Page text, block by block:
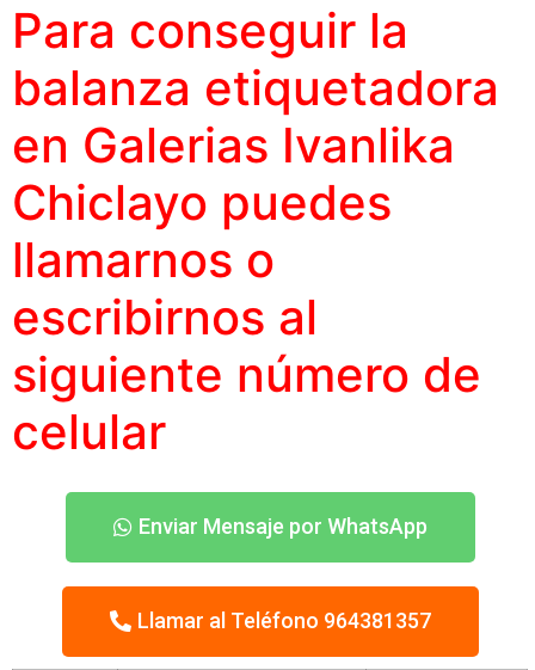
Para conseguir la
balanza etiquetadora
en Galerias Ivanlika
Chiclayo puedes
llamarnos o
escribirnos al
siguiente número de
celular
Enviar Mensaje por WhatsApp
Llamar al Teléfono 964381357